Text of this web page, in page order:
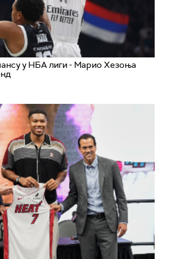
у НБА лиги - Марио Хезоња